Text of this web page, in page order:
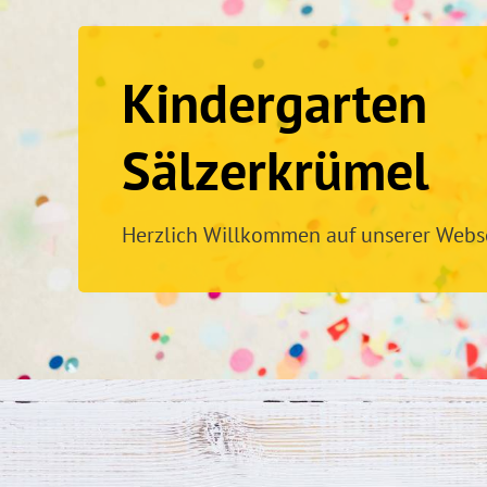
Kindergarten
Sälzerkrümel
Herzlich Willkommen auf unserer